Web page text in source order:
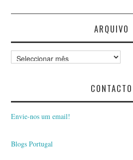
ARQUIVO
Arquivo
CONTACTO
Envie-nos um email!
Blogs Portugal